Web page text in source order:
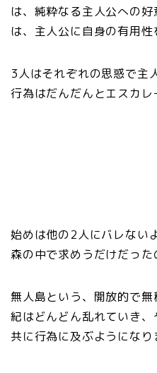
は、純粋なる主人公への
は、主人公に自身の有用性
3人はそれぞれの思惑で主
行為はだんだんとエスカレ
始めは他の2人にバレない
森の中で求めうだけだった
無人島という、開放的で
紀はどんどん乱れていき
共に行為に及ぶようになり